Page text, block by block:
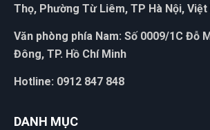
Thọ, Phường Từ Liêm, TP Hà Nội, Việt
Văn phòng phía Nam: Số 0009/1C Đỗ
Đông, TP. Hồ Chí Minh
Hotline: 0912 847 848
DANH MỤC